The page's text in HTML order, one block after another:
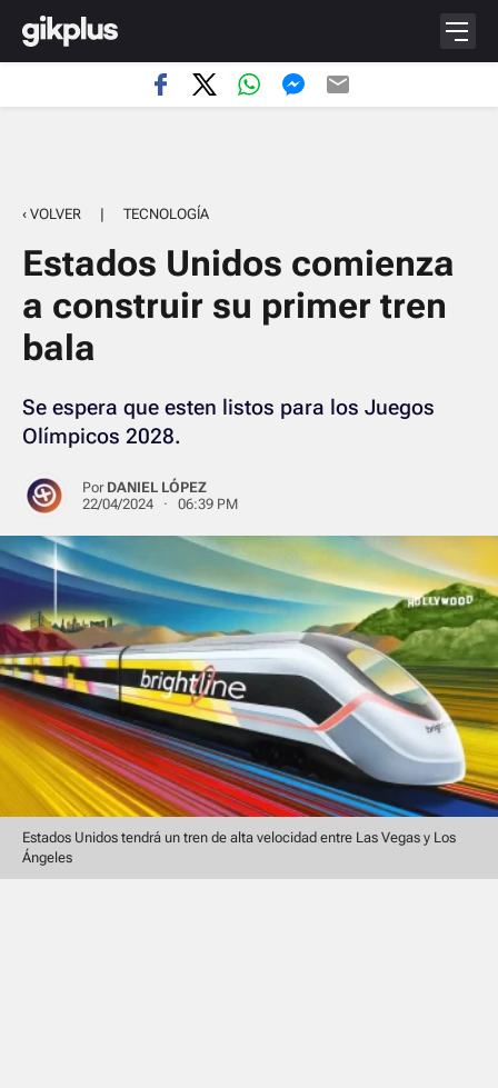
‹ VOLVER | TECNOLOGÍA
Estados Unidos comienza
a construir su primer tren
bala
Se espera que esten listos para los Juegos
Olímpicos 2028.
Por DANIEL LÓPEZ
22/04/2024 · 06:39 PM
Estados Unidos tendrá un tren de alta velocidad entre Las Vegas y Los
Ángeles